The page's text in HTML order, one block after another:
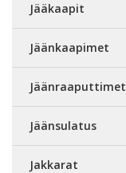
Jääkaapit
Jäänkaapimet
Jäänraaputtimet
Jäänsulatus
Jakkarat